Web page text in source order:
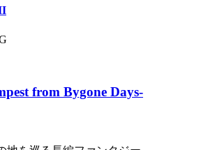
from Bygone Days-